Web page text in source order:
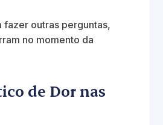
fazer outras perguntas,
no momento da
de Dor nas